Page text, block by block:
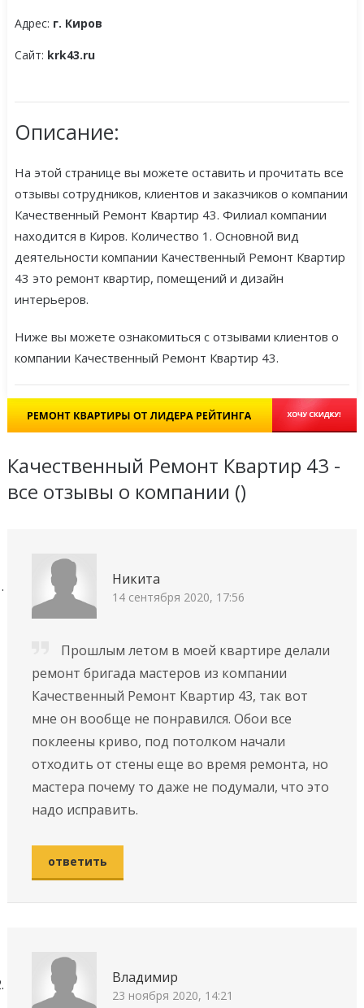
Адрес: г. Киров
Сайт: krk43.ru
Описание:
На этой странице вы можете оставить и прочитать все
отзывы сотрудников, клиентов и заказчиков о компании
Качественный Ремонт Квартир 43. Филиал компании
находится в Киров. Количество 1. Основной вид
деятельности компании Качественный Ремонт Квартир
43 это ремонт квартир, помещений и дизайн
интерьеров.
Ниже вы можете ознакомиться с отзывами клиентов о
компании Качественный Ремонт Квартир 43.
Качественный Ремонт Квартир 43 -
все отзывы о компании ()
Никита
14 сентября 2020, 17:56
Прошлым летом в моей квартире делали
ремонт бригада мастеров из компании
Качественный Ремонт Квартир 43, так вот
мне он вообще не понравился. Обои все
поклеены криво, под потолком начали
отходить от стены еще во время ремонта, но
мастера почему то даже не подумали, что это
надо исправить.
ответить
Владимир
23 ноября 2020, 14:21